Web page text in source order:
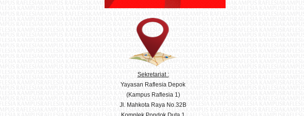
Sekretariat :
Yayasan Raflesia Depok
(Kampus Raflesia 1)
Jl. Mahkota Raya No.32B